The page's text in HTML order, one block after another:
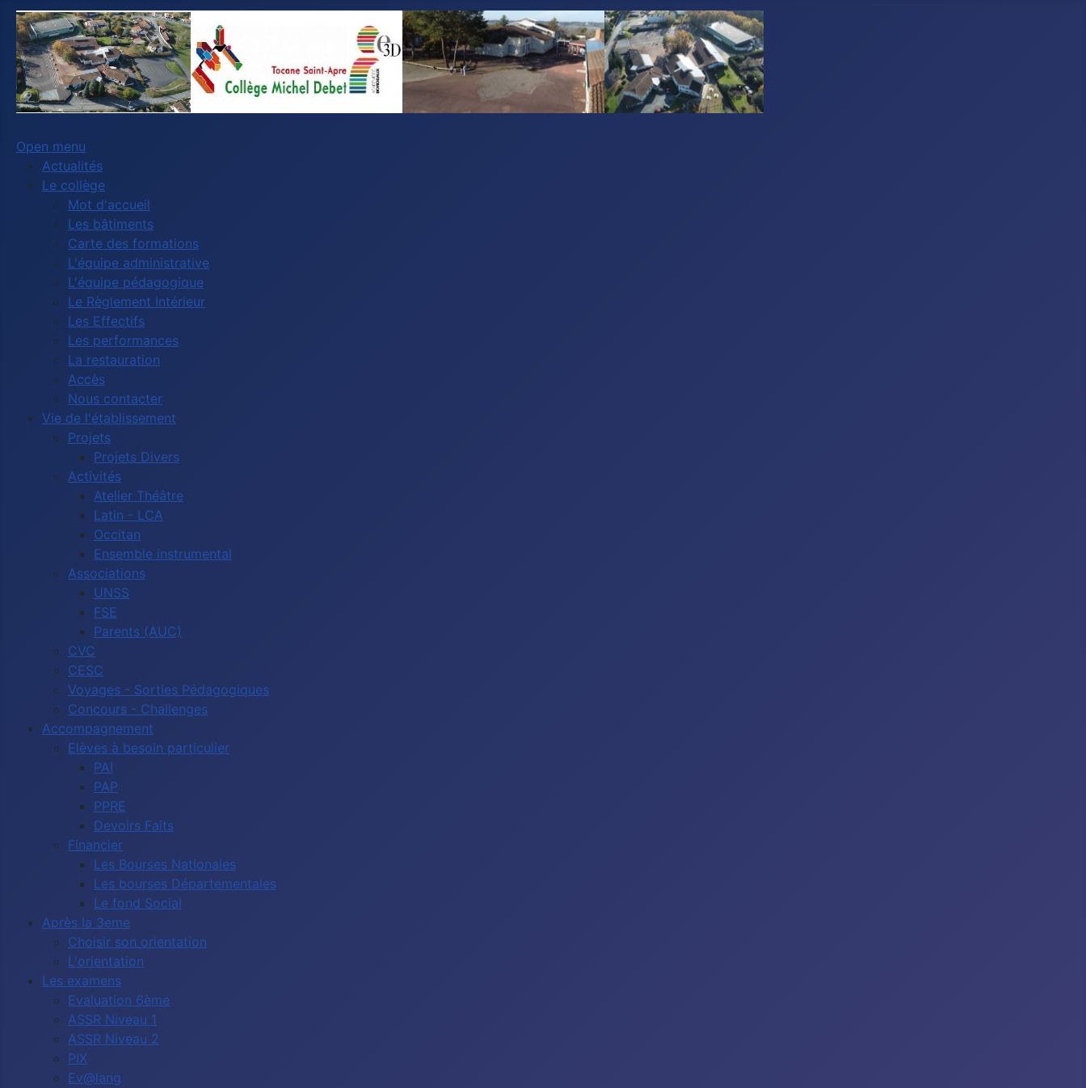
Open menu
Actualités
Le collège
Mot d'accueil
Les bâtiments
Carte des formations
L'équipe administrative
L'équipe pédagogique
Le Règlement Intérieur
Les Effectifs
Les performances
La restauration
Accès
Nous contacter
Vie de l'établissement
Projets
Projets Divers
Activités
Atelier Théâtre
Latin - LCA
Occitan
Ensemble instrumental
Associations
UNSS
FSE
Parents (AUC)
CVC
CESC
Voyages - Sorties Pédagogiques
Concours - Challenges
Accompagnement
Elèves à besoin particulier
PAI
PAP
PPRE
Devoirs Faits
Financier
Les Bourses Nationales
Les bourses Départementales
Le fond Social
Après la 3eme
Choisir son orientation
L'orientation
Les examens
Evaluation 6ème
ASSR Niveau 1
ASSR Niveau 2
PIX
Ev@lang